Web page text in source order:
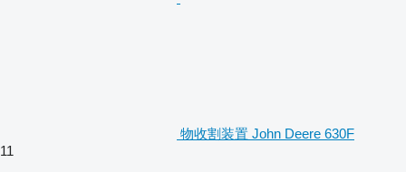
物收割装置 John Deere 630F
11